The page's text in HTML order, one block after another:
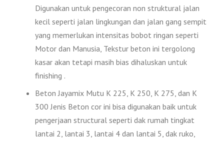
Digunakan untuk pengecoran non struktural jalan
kecil seperti jalan lingkungan dan jalan gang sempit
yang memerlukan intensitas bobot ringan seperti
Motor dan Manusia, Tekstur beton ini tergolong
kasar akan tetapi masih bias dihaluskan untuk
finishing .
Beton Jayamix Mutu K 225, K 250, K 275, dan K
300 Jenis Beton cor ini bisa digunakan baik untuk
pengerjaan structural seperti dak rumah tingkat
lantai 2, lantai 3, lantai 4 dan lantai 5, dak ruko,